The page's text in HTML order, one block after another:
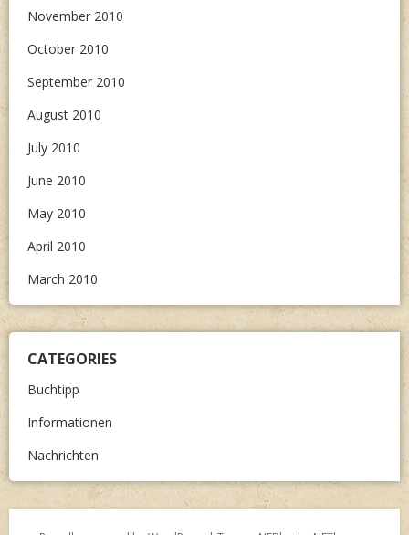
November 2010
October 2010
September 2010
August 2010
July 2010
June 2010
May 2010
April 2010
March 2010
CATEGORIES
Buchtipp
Informationen
Nachrichten